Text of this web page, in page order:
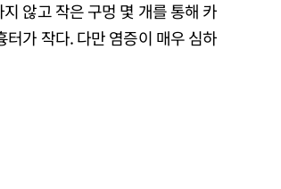
않고 작은 구멍 몇 개를 통해 카
가 작다. 다만 염증이 매우 심하